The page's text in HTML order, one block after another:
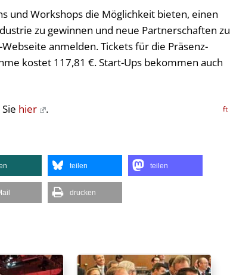
und Workshops die Möglichkeit bieten, einen
zu gewinnen und neue Partnerschaften zu
anmelden. Tickets für die Präsenz-
kostet 117,81 €. Start-Ups bekommen auch
hier . ft
teilen teilen
drucken